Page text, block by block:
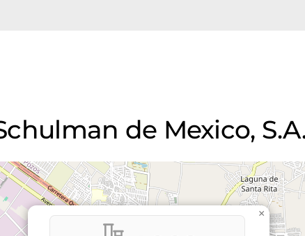
de Mexico,
×